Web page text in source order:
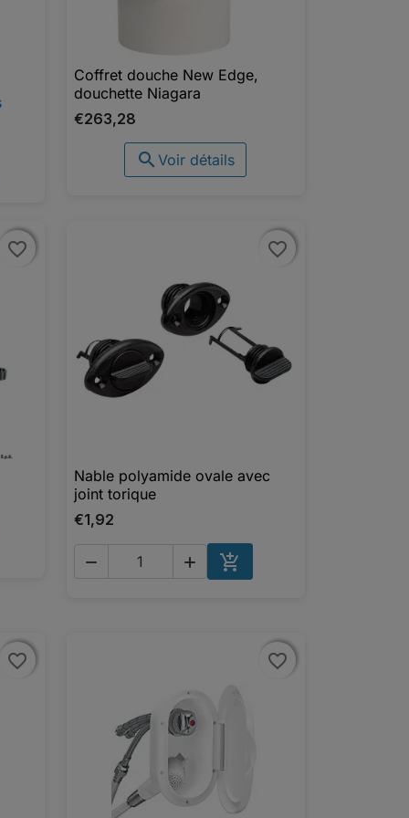
 Aperçu rapide
Coffret douche New Edge,
douchette Niagara
€263,28
Voir détails
favorite_border
favorite_border favorite_border
favorite_border
 Aperçu rapide
Nable polyamide ovale avec
joint torique
€1,92
  
AJOUTER AU PANIER
favorite_border
favorite_border favorite_border
favorite_border